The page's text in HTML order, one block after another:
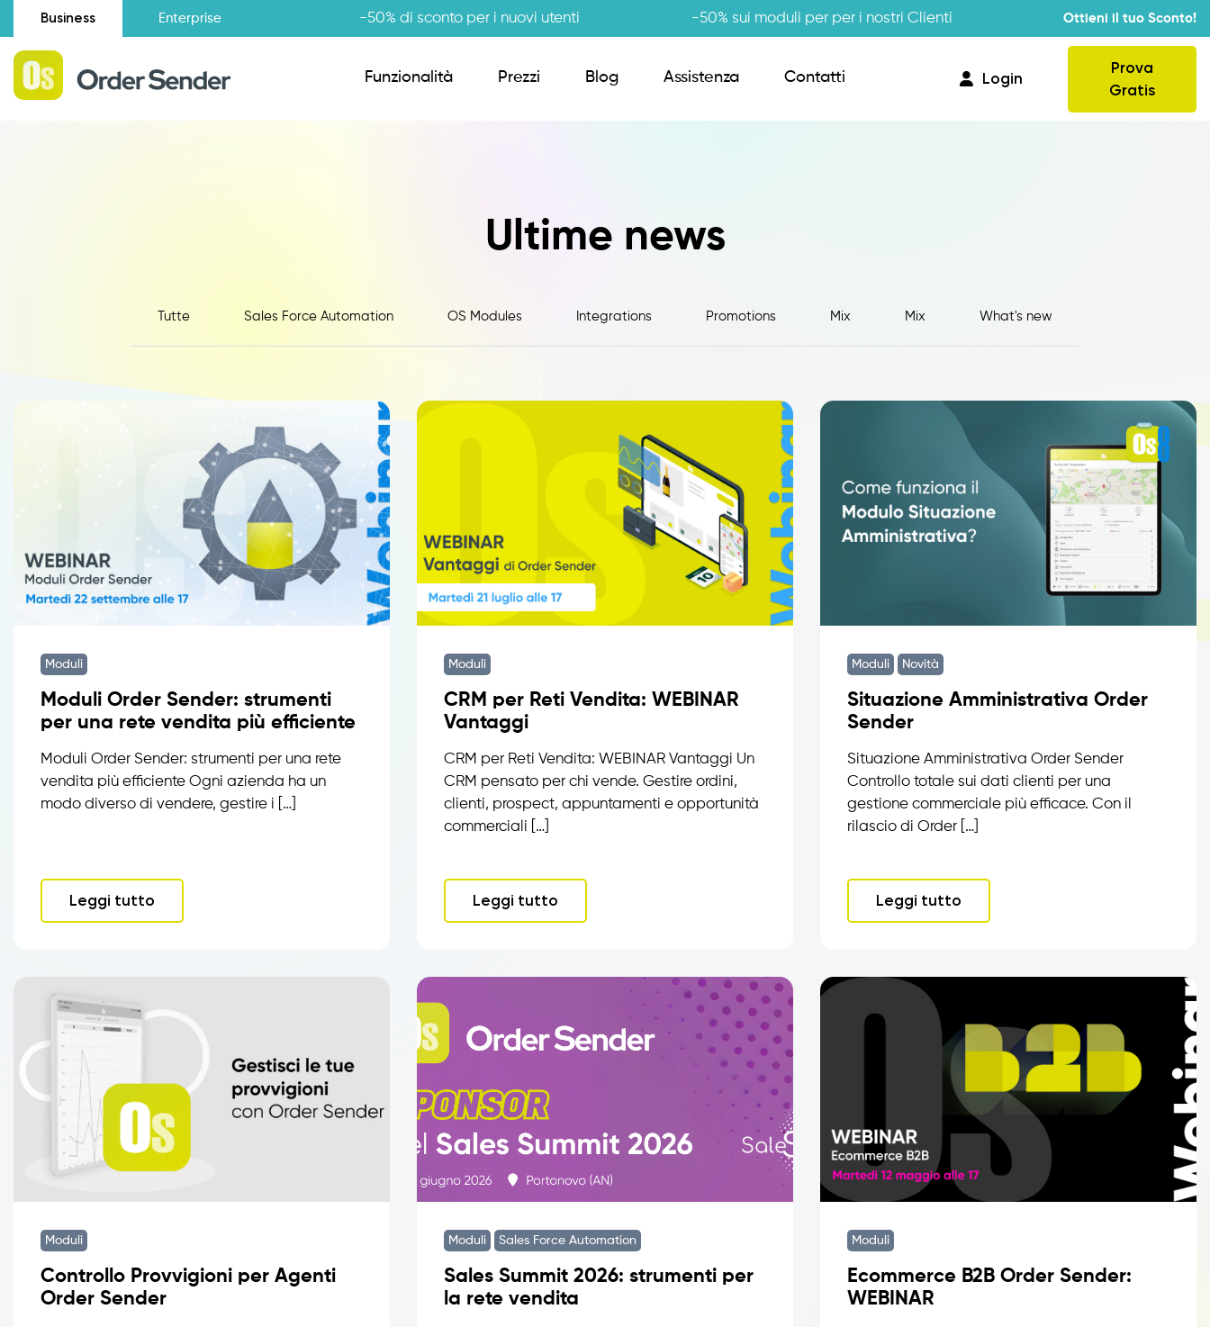
Business Enterprise -50% di sconto per i nuovi utenti -50% sui moduli per per i nostri Clienti Ottieni il tuo Sconto!
Funzionalità
CRM Giro Visite
Anagrafiche Certificate
Prezzi Blog Assistenza Contatti Login
Prova
Gratis
Ultime news
Tutte Sales Force Automation OS Modules Integrations Promotions Mix Mix What's new
Moduli
Moduli Order Sender: strumenti
per una rete vendita più efficiente
Moduli Order Sender: strumenti per una rete
vendita più efficiente Ogni azienda ha un
modo diverso di vendere, gestire i […]
Leggi tutto
Moduli
CRM per Reti Vendita: WEBINAR
Vantaggi
CRM per Reti Vendita: WEBINAR Vantaggi Un
CRM pensato per chi vende. Gestire ordini,
clienti, prospect, appuntamenti e opportunità
commerciali […]
Leggi tutto
Moduli Novità
Situazione Amministrativa Order
Sender
Situazione Amministrativa Order Sender
Controllo totale sui dati clienti per una
gestione commerciale più efficace. Con il
rilascio di Order […]
Leggi tutto
Moduli
Controllo Provvigioni per Agenti
Order Sender
Moduli Sales Force Automation
Sales Summit 2026: strumenti per
la rete vendita
Moduli
Ecommerce B2B Order Sender:
WEBINAR